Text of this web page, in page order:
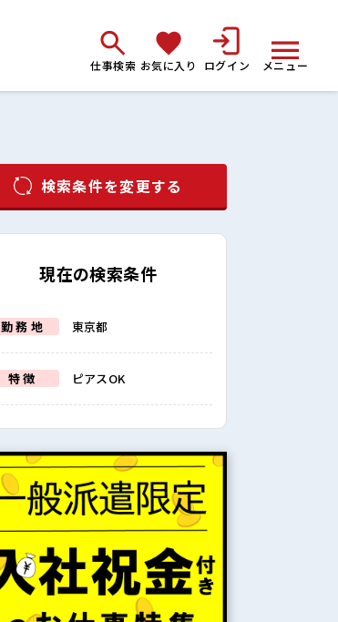
仕事検索 お気に入り ログイン メニュー
検索条件を変更する
現在の検索条件
勤 務 地 東京都
特 徴 ピアスOK